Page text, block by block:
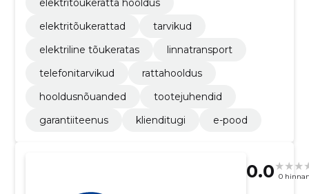
elektritõukerattad
tarvikud
elektriline tõukeratas
linnatransport
telefonitarvikud
rattahooldus
hooldusnõuanded
tootejuhendid
garantiiteenus
klienditugi e-pood
0.0 0